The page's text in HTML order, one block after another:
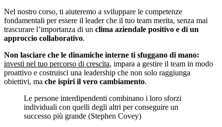
Nel nostro corso, ti aiuteremo a sviluppare le competenze
fondamentali per essere il leader che il tuo team merita, senza mai
trascurare l’importanza di un clima aziendale positivo e di un
approccio collaborativo.
Non lasciare che le dinamiche interne ti sfuggano di mano:
investi nel tuo percorso di crescita, impara a gestire il team in modo
proattivo e costruisci una leadership che non solo raggiunga
obiettivi, ma che ispiri il vero cambiamento.
Le persone interdipendenti combinano i loro sforzi
individuali con quelli degli altri per conseguire un
successo più grande (Stephen Covey)